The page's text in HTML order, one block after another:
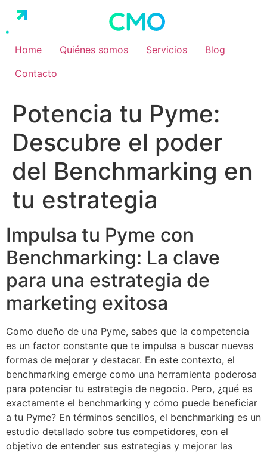
contenido
Home
Quiénes somos Servicios
Blog
Contacto
Potencia tu Pyme:
Descubre el poder
del Benchmarking en
tu estrategia
Impulsa tu Pyme con
Benchmarking: La clave
para una estrategia de
marketing exitosa
Como dueño de una Pyme, sabes que la competencia
es un factor constante que te impulsa a buscar nuevas
formas de mejorar y destacar. En este contexto, el
benchmarking emerge como una herramienta poderosa
para potenciar tu estrategia de negocio. Pero, ¿qué es
exactamente el benchmarking y cómo puede beneficiar
a tu Pyme? En términos sencillos, el benchmarking es un
estudio detallado sobre tus competidores, con el
objetivo de entender sus estrategias y mejorar las